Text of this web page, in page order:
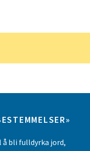
å bli fulldyrka jord,